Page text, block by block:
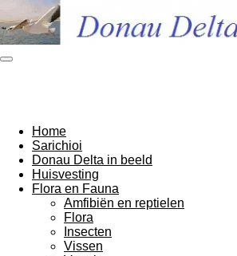
direct
naar
de
Home
Sarichioi
Donau Delta in beeld
Huisvesting
Flora en Fauna
Amfibiën en reptielen
Flora
Insecten
Vissen